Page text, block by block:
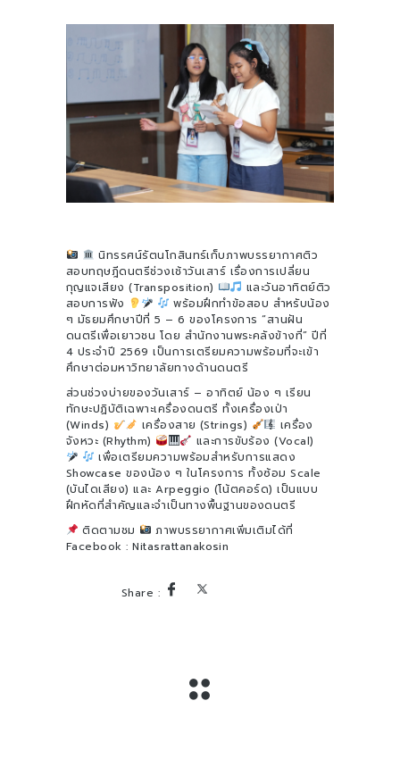
นิทรรศน์รัตนโกสินทร์เก็บภาพบรรยากาศติว
สอบทฤษฎีดนตรีช่วงเช้าวันเสาร์ เรื่องการเปลี่ยน
กุญแจเสียง (Transposition)
และวันอาทิตย์ติว
สอบการฟัง
พร้อมฝึกทำข้อสอบ สำหรับน้อง
ๆ มัธยมศึกษาปีที่ 5 – 6 ของโครงการ “สานฝัน
ดนตรีเพื่อเยาวชน โดย สำนักงานพระคลังข้างที่” ปีที่
4 ประจำปี 2569 เป็นการเตรียมความพร้อมที่จะเข้า
ศึกษาต่อมหาวิทยาลัยทางด้านดนตรี
ส่วนช่วงบ่ายของวันเสาร์ – อาทิตย์ น้อง ๆ เรียน
ทักษะปฏิบัติเฉพาะเครื่องดนตรี ทั้งเครื่องเป่า
(Winds)
เครื่องสาย (Strings)
เครื่อง
จังหวะ (Rhythm)
และการขับร้อง (Vocal)
เพื่อเตรียมความพร้อมสำหรับการแสดง
Showcase ของน้อง ๆ ในโครงการ ทั้งซ้อม Scale
(บันไดเสียง) และ Arpeggio (โน้ตคอร์ด) เป็นแบบ
ฝึกหัดที่สำคัญและจำเป็นทางพื้นฐานของดนตรี
ติดตามชม
ภาพบรรยากาศเพิ่มเติมได้ที่
Facebook : Nitasrattanakosin